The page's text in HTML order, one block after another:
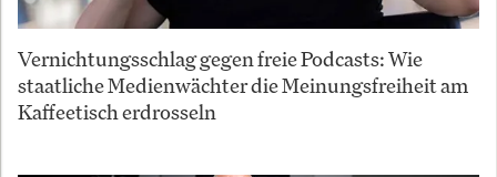
Vernichtungsschlag gegen freie Podcasts: Wie
staatliche Medienwächter die Meinungsfreiheit am
Kaffeetisch erdrosseln